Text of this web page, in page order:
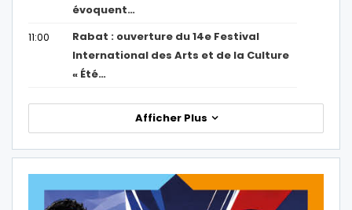
évoquent…
11:00
Rabat : ouverture du 14e Festival
International des Arts et de la Culture
« Été…
Afficher Plus